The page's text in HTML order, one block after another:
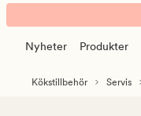
NW
Wise
banner.
Klicka
ESCAPE
Nyheter Produkter
Kökstillbehör Servis